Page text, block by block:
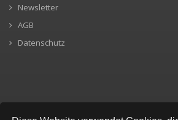
Newsletter
AGB
Datenschutz